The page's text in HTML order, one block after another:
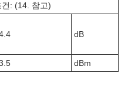
: (14. 참고)
dB
dBm